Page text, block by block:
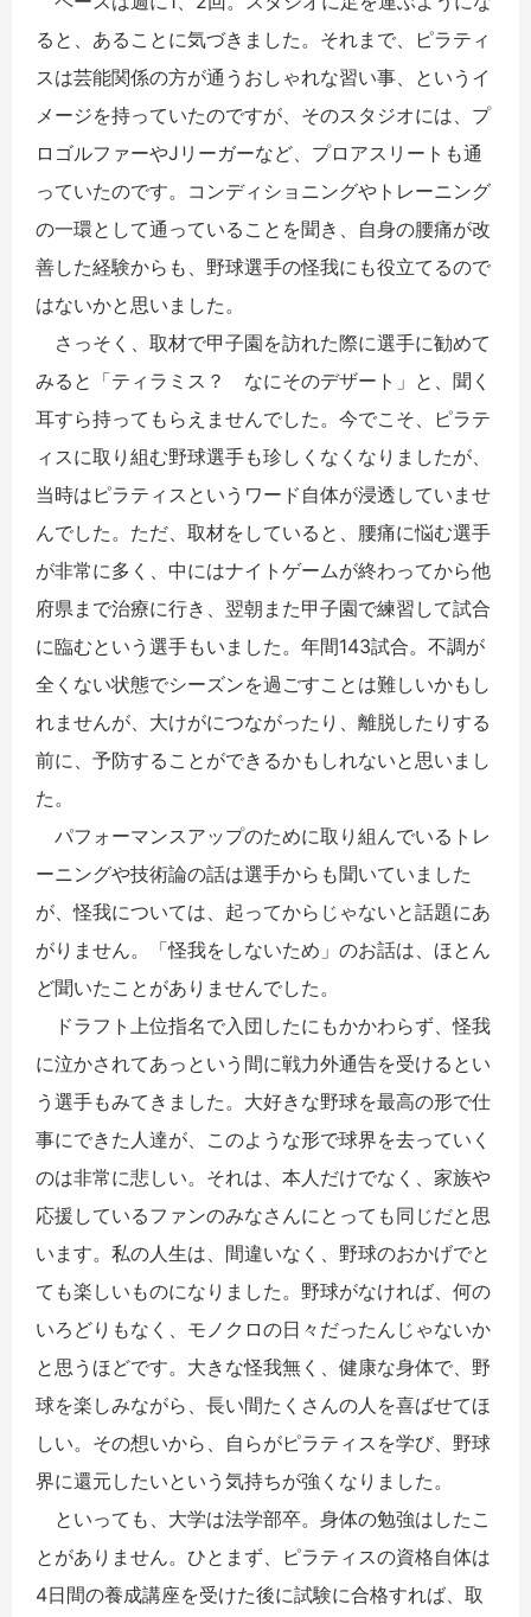
ると、あることに気づきました。それまで、ピラティ
スは芸能関係の方が通うおしゃれな習い事、というイ
メージを持っていたのですが、そのスタジオには、プ
ロゴルファーやJリーガーなど、プロアスリートも通
っていたのです。コンディショニングやトレーニング
の一環として通っていることを聞き、自身の腰痛が改
善した経験からも、野球選手の怪我にも役立てるので
はないかと思いました。
さっそく、取材で甲子園を訪れた際に選手に勧めて
みると「ティラミス？ なにそのデザート」と、聞く
耳すら持ってもらえませんでした。今でこそ、ピラテ
ィスに取り組む野球選手も珍しくなくなりましたが、
当時はピラティスというワード自体が浸透していませ
んでした。ただ、取材をしていると、腰痛に悩む選手
が非常に多く、中にはナイトゲームが終わってから他
府県まで治療に行き、翌朝また甲子園で練習して試合
に臨むという選手もいました。年間143試合。不調が
全くない状態でシーズンを過ごすことは難しいかもし
れませんが、大けがにつながったり、離脱したりする
前に、予防することができるかもしれないと思いまし
た。
パフォーマンスアップのために取り組んでいるトレ
ーニングや技術論の話は選手からも聞いていました
が、怪我については、起ってからじゃないと話題にあ
がりません。「怪我をしないため」のお話は、ほとん
ど聞いたことがありませんでした。
ドラフト上位指名で入団したにもかかわらず、怪我
に泣かされてあっという間に戦力外通告を受けるとい
う選手もみてきました。大好きな野球を最高の形で仕
事にできた人達が、このような形で球界を去っていく
のは非常に悲しい。それは、本人だけでなく、家族や
応援しているファンのみなさんにとっても同じだと思
います。私の人生は、間違いなく、野球のおかげでと
ても楽しいものになりました。野球がなければ、何の
いろどりもなく、モノクロの日々だったんじゃないか
と思うほどです。大きな怪我無く、健康な身体で、野
球を楽しみながら、長い間たくさんの人を喜ばせてほ
しい。その想いから、自らがピラティスを学び、野球
界に還元したいという気持ちが強くなりました。
といっても、大学は法学部卒。身体の勉強はしたこ
とがありません。ひとまず、ピラティスの資格自体は
4日間の養成講座を受けた後に試験に合格すれば、取